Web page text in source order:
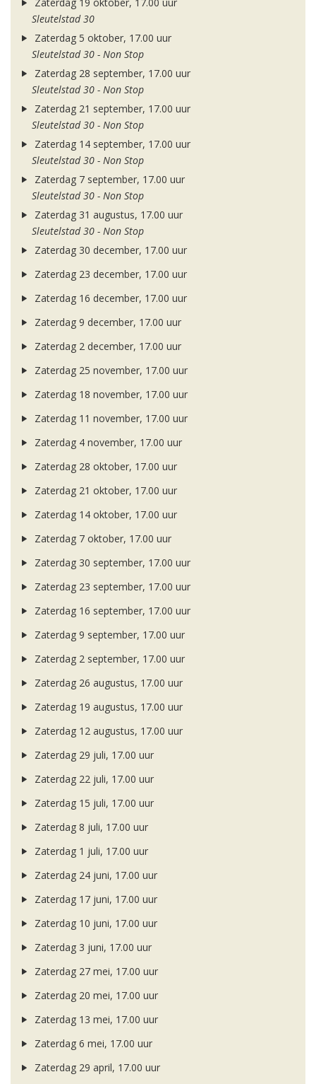
Zaterdag 19 oktober, 17.00 uur
Sleutelstad 30
Zaterdag 5 oktober, 17.00 uur
Sleutelstad 30 - Non Stop
Zaterdag 28 september, 17.00 uur
Sleutelstad 30 - Non Stop
Zaterdag 21 september, 17.00 uur
Sleutelstad 30 - Non Stop
Zaterdag 14 september, 17.00 uur
Sleutelstad 30 - Non Stop
Zaterdag 7 september, 17.00 uur
Sleutelstad 30 - Non Stop
Zaterdag 31 augustus, 17.00 uur
Sleutelstad 30 - Non Stop
Zaterdag 30 december, 17.00 uur
Zaterdag 23 december, 17.00 uur
Zaterdag 16 december, 17.00 uur
Zaterdag 9 december, 17.00 uur
Zaterdag 2 december, 17.00 uur
Zaterdag 25 november, 17.00 uur
Zaterdag 18 november, 17.00 uur
Zaterdag 11 november, 17.00 uur
Zaterdag 4 november, 17.00 uur
Zaterdag 28 oktober, 17.00 uur
Zaterdag 21 oktober, 17.00 uur
Zaterdag 14 oktober, 17.00 uur
Zaterdag 7 oktober, 17.00 uur
Zaterdag 30 september, 17.00 uur
Zaterdag 23 september, 17.00 uur
Zaterdag 16 september, 17.00 uur
Zaterdag 9 september, 17.00 uur
Zaterdag 2 september, 17.00 uur
Zaterdag 26 augustus, 17.00 uur
Zaterdag 19 augustus, 17.00 uur
Zaterdag 12 augustus, 17.00 uur
Zaterdag 29 juli, 17.00 uur
Zaterdag 22 juli, 17.00 uur
Zaterdag 15 juli, 17.00 uur
Zaterdag 8 juli, 17.00 uur
Zaterdag 1 juli, 17.00 uur
Zaterdag 24 juni, 17.00 uur
Zaterdag 17 juni, 17.00 uur
Zaterdag 10 juni, 17.00 uur
Zaterdag 3 juni, 17.00 uur
Zaterdag 27 mei, 17.00 uur
Zaterdag 20 mei, 17.00 uur
Zaterdag 13 mei, 17.00 uur
Zaterdag 6 mei, 17.00 uur
Zaterdag 29 april, 17.00 uur